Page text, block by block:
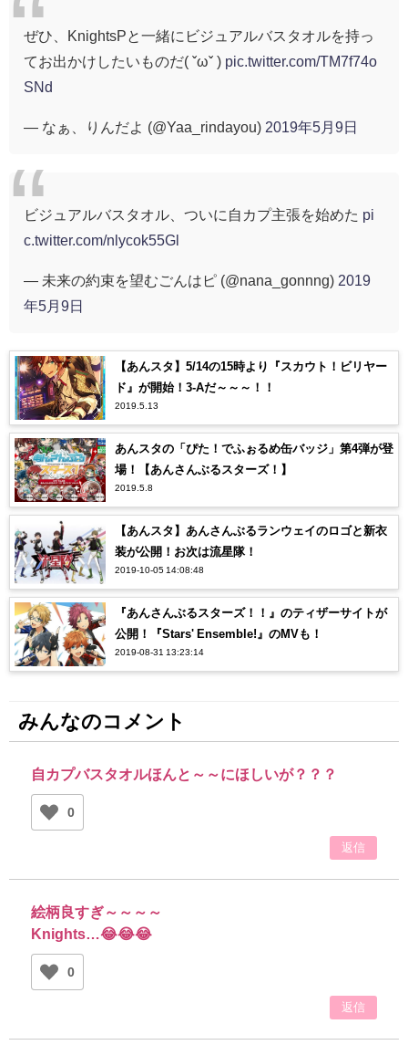
ぜひ、KnightsPと一緒にビジュアルバスタオルを持っ
てお出かけしたいものだ( ˇωˇ ) pic.twitter.com/TM7f74o
SNd
— なぁ、りんだよ (@Yaa_rindayou) 2019年5月9日
ビジュアルバスタオル、ついに自カプ主張を始めた pi
c.twitter.com/nlycok55Gl
— 未来の約束を望むごんはピ (@nana_gonnng) 2019
年5月9日
【あんスタ】5/14の15時より『スカウト！ビリヤー
ド』が開始！3-Aだ～～～！！
2019.5.13
あんスタの「ぴた！でふぉるめ缶バッジ」第4弾が登
場！【あんさんぶるスターズ！】
2019.5.8
【あんスタ】あんさんぶるランウェイのロゴと新衣
装が公開！お次は流星隊！
2019-10-05 14:08:48
『あんさんぶるスターズ！！』のティザーサイトが
公開！『Stars' Ensemble!』のMVも！
2019-08-31 13:23:14
みんなのコメント
自カプバスタオルほんと～～にほしいが？？？
0
返信
絵柄良すぎ～～～～
Knights…😂😂😂
0
返信